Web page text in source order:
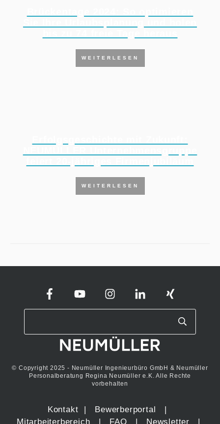
WEITERLESEN
WEITERLESEN
© Copyright 2025 - Neumüller Ingenieurbüro GmbH & Neumüller
Personalberatung Regina Neumüller e.K. Alle Rechte
vorbehalten
Kontakt Bewerberportal
Mitarbeiterbereich
FAQ Newsletter